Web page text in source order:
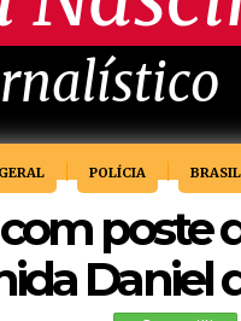
GERAL POLÍCIA BRASIL
poste
Daniel